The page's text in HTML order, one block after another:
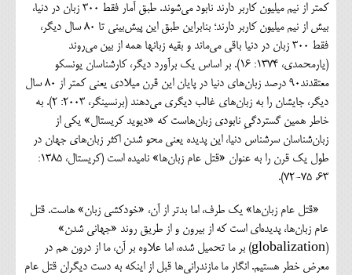
کمتر از نیم میلیون کاربر دارند نابود می‌شوند. طبق آمار فقط 300 زبان در دنیا،
بیش از نیم میلیون کاربر دارند؛ بنابراین طبق این پیش‌بینی تا 80 سال دیگر،
فقط 300 زبان در دنیا باقی می‌ماند و بقیه زبانها همه از بین می‌روند
(یارمحمدی، 1374: 16). بر اساس یک برآورد دیگر، کارشناسان یونسکو
معتقدند90 درصد زبان‌های دنیا در پایان این قرن میلادی یعنی کمتر از 80 سال
دیگر، جایشان را به زبان‌های غالب دیگری می‌دهند (برنسینگر، 2003: 2). به
خاطر همین گستردگیِ نابودی زبان‌هاست که «دیوید کریستال» یکی از
زبان‌شناسان سرشناس دنیا، این پدیده یعنی محو شدن اکثر زبان‌های جهان در
طول یک قرن را به عنوان «قتل عام زبان‌ها» نامیده است (کریستال، 1385:
63، 75-72).
«قتل عام زبان‌ها» یک طرف، اما بدتر از آن، «خودکشی زبان» هاست. قتل
عام زبان‌ها، پدیده‌ای است که از بیرون و از طریق روند «جهانی شدن»
(globalization) بر ما تحمیل شده، اما علاوه بر آن، ما از درون هم در
معرض خطر هستیم. انگار ما مازندرانی‌ها قبل از اینکه به دست دیگران قتل عام